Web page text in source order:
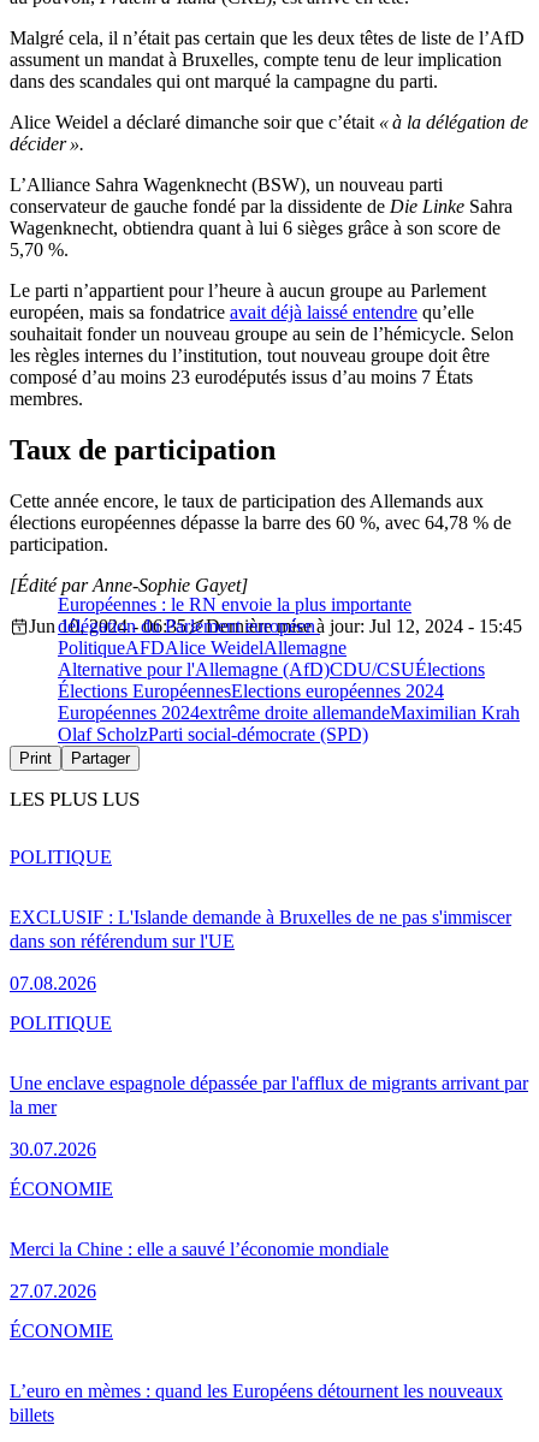
Malgré cela, il n’était pas certain que les deux têtes de liste de l’AfD
assument un mandat à Bruxelles, compte tenu de leur implication
dans des scandales qui ont marqué la campagne du parti.
Alice Weidel a déclaré dimanche soir que c’était « à la délégation de
décider ».
L’Alliance Sahra Wagenknecht (BSW), un nouveau parti
conservateur de gauche fondé par la dissidente de Die Linke Sahra
Wagenknecht, obtiendra quant à lui 6 sièges grâce à son score de
5,70 %.
Le parti n’appartient pour l’heure à aucun groupe au Parlement
européen, mais sa fondatrice avait déjà laissé entendre qu’elle
souhaitait fonder un nouveau groupe au sein de l’hémicycle. Selon
les règles internes du l’institution, tout nouveau groupe doit être
composé d’au moins 23 eurodéputés issus d’au moins 7 États
membres.
Taux de participation
Cette année encore, le taux de participation des Allemands aux
élections européennes dépasse la barre des 60 %, avec 64,78 % de
participation.
Européennes : le RN envoie la plus importante
délégation du Parlement européen
[Édité par Anne-Sophie Gayet]
Jun 10, 2024 - 06:35
Dernière mise à jour: Jul 12, 2024 - 15:45
PolitiqueAFDAlice WeidelAllemagne
Alternative pour l'Allemagne (AfD)CDU/CSUÉlections
Élections EuropéennesElections européennes 2024
Européennes 2024extrême droite allemandeMaximilian Krah
Olaf ScholzParti social-démocrate (SPD)
Print Partager
LES PLUS LUS
EXCLUSIF : L'Islande demande à Bruxelles de ne pas s'immiscer
dans son référendum sur l'UE
07.08.2026
POLITIQUE
Une enclave espagnole dépassée par l'afflux de migrants arrivant par
la mer
30.07.2026
POLITIQUE
Merci la Chine : elle a sauvé l’économie mondiale
27.07.2026
ÉCONOMIE
L’euro en mèmes : quand les Européens détournent les nouveaux
billets
ÉCONOMIE